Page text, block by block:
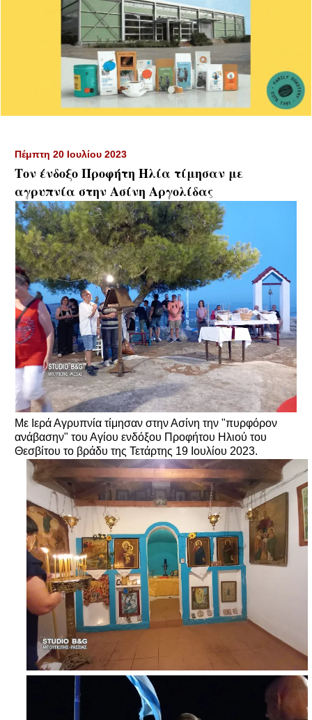
Πέμπτη 20 Ιουλίου 2023
Τον ένδοξο Προφήτη Ηλία τίμησαν με
αγρυπνία στην Ασίνη Αργολίδας
Με Ιερά Αγρυπνία τίμησαν στην Ασίνη την "πυρφόρον
ανάβασην" του Αγίου ενδόξου Προφήτου Ηλιού του
Θεσβίτου το βράδυ της Τετάρτης 19 Ιουλίου 2023.